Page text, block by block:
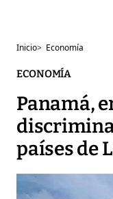
Inicio> Economía
ECONOMÍA
Panamá,
países de